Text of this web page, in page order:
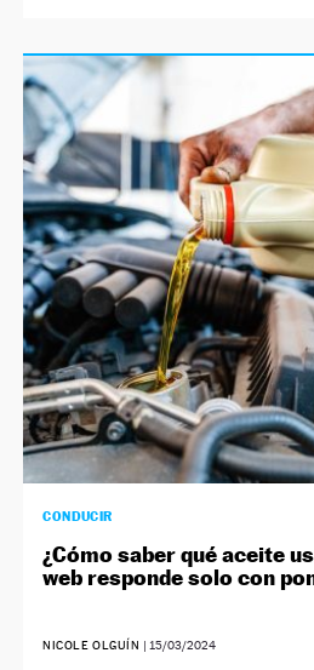
CONDUCIR
¿Cómo saber qué aceite
web responde solo con
NICOLE OLGUÍN | 15/03/2024